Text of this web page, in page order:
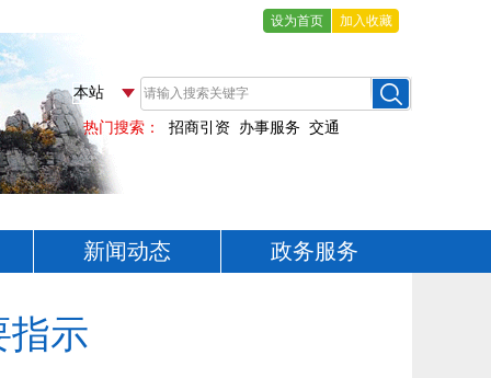
设为首页 加入收藏
新闻动态 政务服务
指示